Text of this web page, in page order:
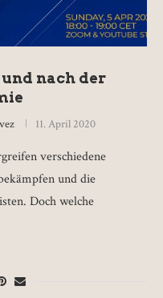
nach der
11. April 2020
verschiedene
und die
Doch welche